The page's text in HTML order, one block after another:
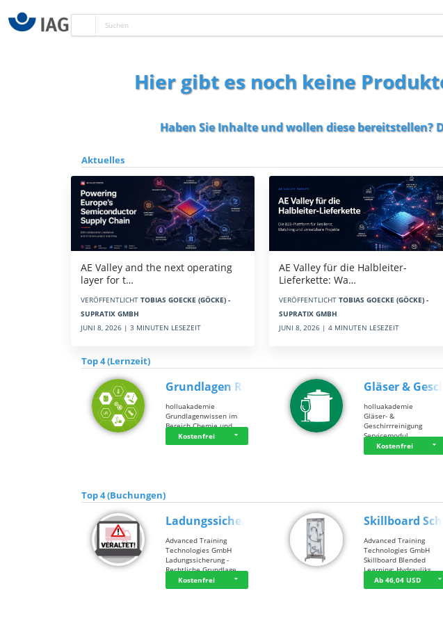
Hier gibt es noch keine
Haben Sie Inhalte und wollen diese bereitstellen?
Aktuelles
AE Valley and the next operating
layer for t…
VERÖFFENTLICHT TOBIAS GOECKE (GÖCKE) -
SUPRATIX GMBH
JUNI 8, 2026 | 3 MINUTEN LESEZEIT
AE Valley für die Halbleiter-
Lieferkette: Wa…
VERÖFFENTLICHT TOBIAS GOECKE (GÖCKE) -
SUPRATIX GMBH
JUNI 8, 2026 | 4 MINUTEN LESEZEIT
Top 4 (Lernzeit)
Grundlagen Rein…
holluakademie
Grundlagenwissen im
Bereich Chemie und …
Kostenfrei
Gläser &
holluakademie
Gläser- &
Geschirrreinigung
Servicemodul
Kostenfrei
Top 4 (Buchungen)
Ladungssicherung
Advanced Training
Technologies GmbH
Ladungssicherung -
Rechtliche Grundlage…
Kostenfrei
Skillboard
Advanced Training
Technologies GmbH
Skillboard Blended
Learning: Hydrauliks…
Ab 46,04 USD